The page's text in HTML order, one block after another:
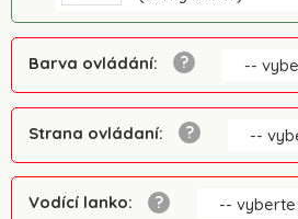
Barva ovládání: --
Strana ovládaní: --
Vodící lanko: -- vyberte